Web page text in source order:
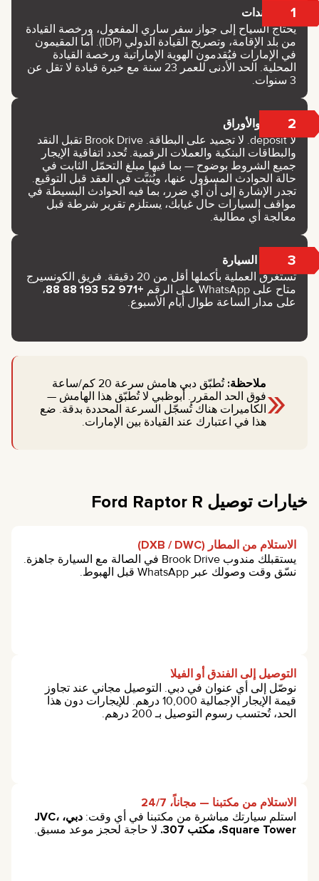
1 المستندات
يحتاج السياح إلى جواز سفر ساري المفعول، ورخصة القيادة
من بلد الإقامة، وتصريح القيادة الدولي (IDP). أما المقيمون
في الإمارات فيُقدمون الهوية الإماراتية ورخصة القيادة
المحلية. الحد الأدنى للعمر 23 سنة مع خبرة قيادة لا تقل عن
3 سنوات.
2 الدفع والأوراق
لا deposit. لا تجميد على البطاقة. Brook Drive تقبل النقد
والبطاقات البنكية والعملات الرقمية. تُحدد اتفاقية الإيجار
جميع الشروط بوضوح — بما فيها مبلغ التحمّل الثابت في
حالة الحوادث المسؤول عنها، ويُثبَّت في العقد قبل التوقيع.
تجدر الإشارة إلى أن أي ضرر، بما فيه الحوادث البسيطة في
مواقف السيارات حال غيابك، يستلزم تقرير شرطة قبل
معالجة أي مطالبة.
3 تسليم السيارة
تستغرق العملية بأكملها أقل من 20 دقيقة. فريق الكونسيرج
متاح على WhatsApp على الرقم
+971 52 193 88 88
،
على مدار الساعة طوال أيام الأسبوع.
«ملاحظة:
تُطبّق دبي هامش سرعة 20 كم/ساعة
فوق الحد المقرر. أبوظبي لا تُطبّق هذا الهامش —
الكاميرات هناك تُسجّل السرعة المحددة بدقة. ضع
هذا في اعتبارك عند القيادة بين الإمارات.
خيارات توصيل Ford Raptor R
الاستلام من المطار (DXB / DWC)
يستقبلك مندوب Brook Drive في الصالة مع السيارة جاهزة.
نسّق وقت وصولك عبر WhatsApp قبل الهبوط.
التوصيل إلى الفندق أو الفيلا
نوصّل إلى أي عنوان في دبي. التوصيل مجاني عند تجاوز
قيمة الإيجار الإجمالية 10,000 درهم. للإيجارات دون هذا
الحد، تُحتسب رسوم التوصيل بـ 200 درهم.
الاستلام من مكتبنا — مجاناً، 24/7
استلم سيارتك مباشرة من مكتبنا في أي وقت:
دبي، JVC،
Square Tower، مكتب 307.
لا حاجة لحجز موعد مسبق.